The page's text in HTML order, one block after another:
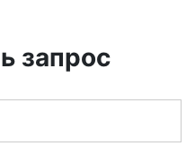
запрос